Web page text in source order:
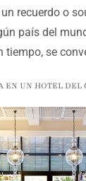
recuerdo o
país del
tiempo, se
EN UN HOTEL DEL